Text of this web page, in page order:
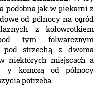
podobna jak w piekarni z
od północy na ogród
z kołowrotkiem
tym folwarcznym
strzechą z dwoma
niektórych miejscach a
y komorą od północy
potrzeba.